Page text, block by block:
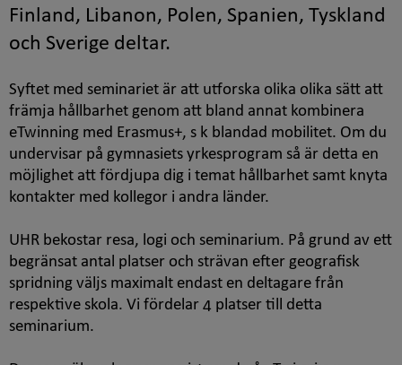
Finland, Libanon, Polen, Spanien, Tyskland
och Sverige deltar.
Syftet med seminariet är att utforska olika olika sätt att
främja hållbarhet genom att bland annat kombinera
eTwinning med Erasmus+, s k blandad mobilitet. Om du
undervisar på gymnasiets yrkesprogram så är detta en
möjlighet att fördjupa dig i temat hållbarhet samt knyta
kontakter med kollegor i andra länder.
UHR bekostar resa, logi och seminarium. På grund av ett
begränsat antal platser och strävan efter geografisk
spridning väljs maximalt endast en deltagare från
respektive skola. Vi fördelar 4 platser till detta
seminarium.